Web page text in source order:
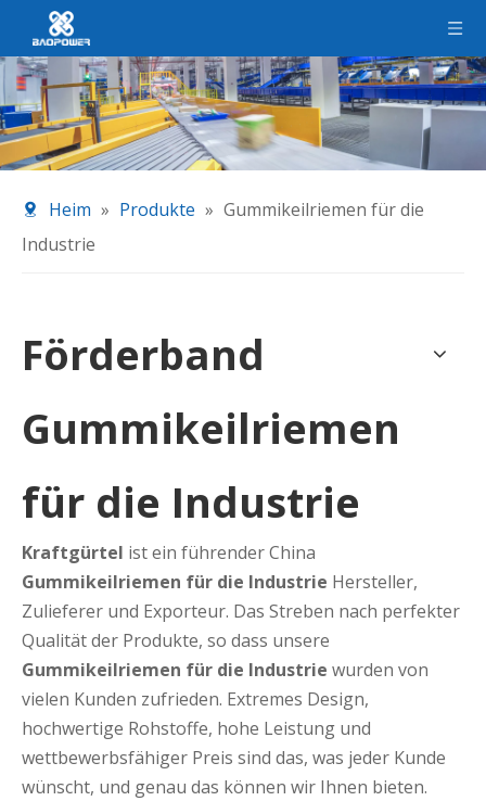
Heim » Produkte » Gummikeilriemen für die
Industrie
Förderband
Gummikeilriemen
für die Industrie
Kraftgürtel ist ein führender China
Gummikeilriemen für die Industrie Hersteller,
Zulieferer und Exporteur. Das Streben nach perfekter
Qualität der Produkte, so dass unsere
Gummikeilriemen für die Industrie wurden von
vielen Kunden zufrieden. Extremes Design,
hochwertige Rohstoffe, hohe Leistung und
wettbewerbsfähiger Preis sind das, was jeder Kunde
wünscht, und genau das können wir Ihnen bieten.